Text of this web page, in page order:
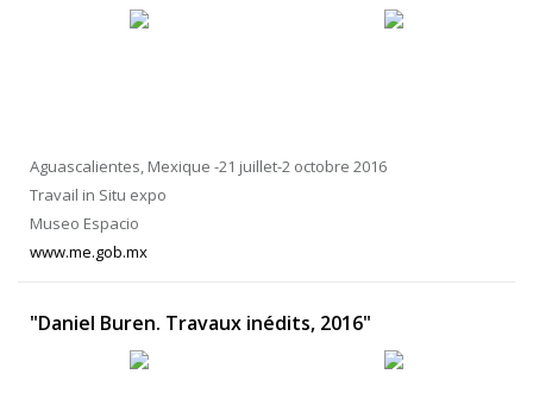
Aguascalientes, Mexique -21 juillet-2 octobre 2016
Travail in Situ expo
Museo Espacio
www.me.gob.mx
"Daniel Buren. Travaux inédits, 2016"